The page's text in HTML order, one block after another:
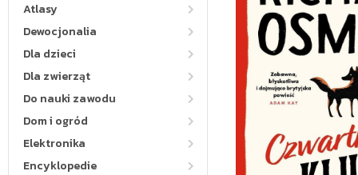
Atlasy
Dewocjonalia
Dla dzieci
Dla zwierząt
Do nauki zawodu
Dom i ogród
Elektronika
Encyklopedie